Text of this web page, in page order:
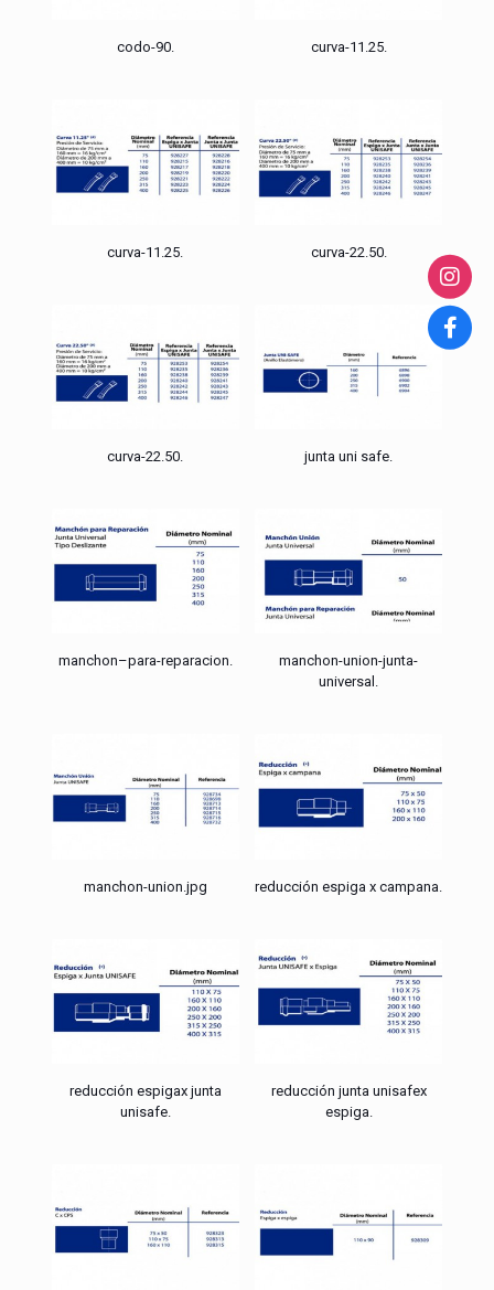
codo-90. curva-11.25.
curva-11.25. curva-22.50.
curva-22.50. junta uni safe.
manchon–para-reparacion.
manchon-union-junta-
universal.
manchon-union.jpg reducción espiga x campana.
reducción espigax junta
unisafe.
reducción junta unisafex
espiga.